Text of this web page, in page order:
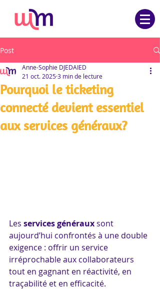
Post
Pourquoi le ticketing
connecté devient essentiel
aux services généraux?
Anne-Sophie DJEDAIED
21 oct. 20253 min de lecture
Les services généraux sont
aujourd’hui confrontés à une double
exigence : offrir un service
irréprochable aux collaborateurs
tout en gagnant en réactivité, en
traçabilité et en efficacité.